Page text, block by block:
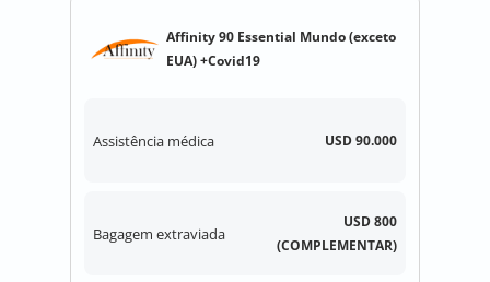
Affinity 90 Essential Mundo (exceto
EUA) +Covid19
Assistência médica USD 90.000
Bagagem extraviada
USD 800
(COMPLEMENTAR)